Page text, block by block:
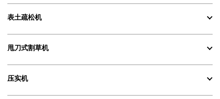
表土疏松机
甩刀式割草机
压实机